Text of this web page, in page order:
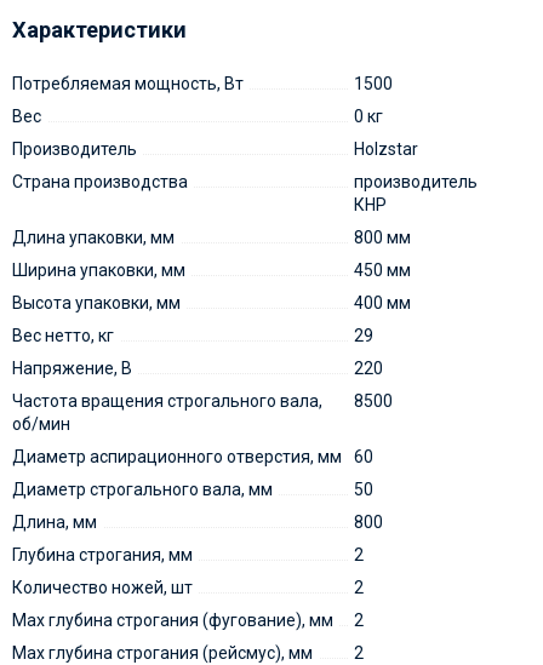
Характеристики
Потребляемая мощность, Вт
1500
Вес
0 кг
Производитель
Holzstar
Страна производства
производитель
КНР
Длина упаковки, мм
800 мм
Ширина упаковки, мм
450 мм
Высота упаковки, мм
400 мм
Вес нетто, кг
29
Напряжение, В
220
Частота вращения строгального вала,
об/мин
8500
Диаметр аспирационного отверстия, мм
60
Диаметр строгального вала, мм
50
Длина, мм
800
Глубина строгания, мм
2
Количество ножей, шт
2
Max глубина строгания (фугование), мм
2
Max глубина строгания (рейсмус), мм
2